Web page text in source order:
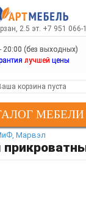
2.5 эт. +7 951 066-
20:00 (без выходных)
лучшей цены
корзина пуста
МЕБЕЛИ
Марвэл